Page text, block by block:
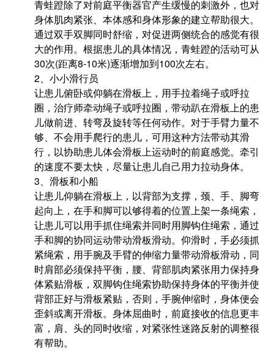
青蛙蹬除了对前庭平衡器官产生缓慢的刺激外，也对
身体肌肉紧张、本体感和身体形象的建立帮助很大。
通过双手双脚同时舒缩，对促进两侧统合的感觉有很
大的作用。根据患儿的具体情况，青蛙蹬的活动可从
30次(距离8-10米)逐渐增加到100次左右。
2、小小滑行员
让患儿俯卧或仰躺在滑板上，用手拉着绳子或呼拉
圈，治疗师牵动绳子或呼拉圈，带动趴在滑板上的患
儿做前进、转弯及旋转等任何动作。对于手臂力量不
够、不会用手爬行的患儿，可用这种方法带动其滑
行，以协助患儿体会滑板上运动时的前庭感觉。牵引
的速度不要太快，尽量让患儿自己用力拉动身体。
3、滑板和小船
让患儿仰躺在滑板上，以背部为支撑，颈、手、脚弯
起向上，在手和脚可以够得着的位置上架一条绳索，
让患儿可以用手抓住绳索并同时用脚钩住绳索，通过
手和脚的协同运动带动滑板滑动。仰滑时，手必须抓
紧绳索，用手腕及手臂的伸缩力量带动滑板滑动，同
时肩部必须保持平衡，腰、背部肌肉紧张用力保持身
体紧贴滑板，双脚钩住绳索协助保持身体的平衡并使
背部正好与滑板紧贴，否则，手腕伸缩时，身体便会
歪斜或离开滑板。身体屈曲时，前庭接收的信息更丰
富，肩、头的同时收缩，对紧张性迷路反射的调整很
有帮助。